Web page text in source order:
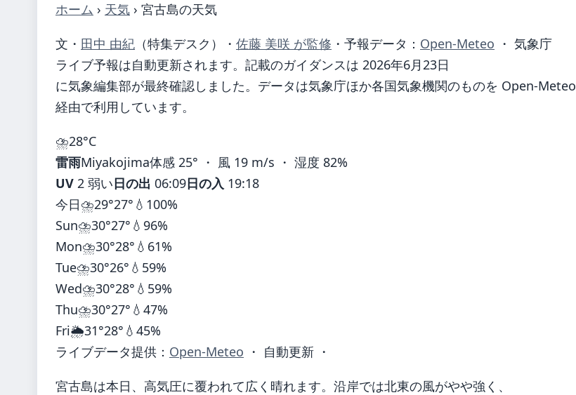
ホーム › 天気 › 宮古島の天気
文・ 田中 由紀 （特集デスク） ・ 佐藤 美咲 が監修 ・ 予報データ： Open-Meteo ・ 気象庁
ライブ予報は自動更新されます。記載のガイダンスは 2026年6月23日
に気象編集部が最終確認しました。データは気象庁ほか各国気象機関のものを Open-Meteo
経由で利用しています。
⛈️28°C
雷雨Miyakojima体感 25° ・ 風 19 m/s ・ 湿度 82%
UV 2 弱い日の出 06:09日の入 19:18
今日⛈️29°27° 💧100%
Sun⛈️30°27° 💧96%
Mon⛈️30°28° 💧61%
Tue⛈️30°26° 💧59%
Wed⛈️30°28° 💧59%
Thu⛈️30°27° 💧47%
Fri🌦️31°28° 💧45%
ライブデータ提供： Open-Meteo ・ 自動更新 ・
宮古島は本日、高気圧に覆われて広く晴れます。沿岸では北東の風がやや強く、